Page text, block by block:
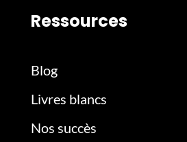
Ressources
Blog
Livres blancs
Nos succès